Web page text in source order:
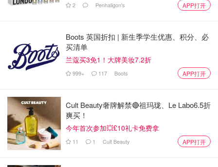
2 Penhaligon's APP打开
Boots 英国折扣 | 新生季学生优惠、积分、必
买清单
兰蔻买3免1！大牌美妆7.2折
999+ 117 Boots APP打开
Cult Beauty奢牌解禁🔴祖玛珑、Le Labo6.5折
爽买！
今年首次参加💥£10礼卡免费拿
11 1 Cult Beauty APP打开